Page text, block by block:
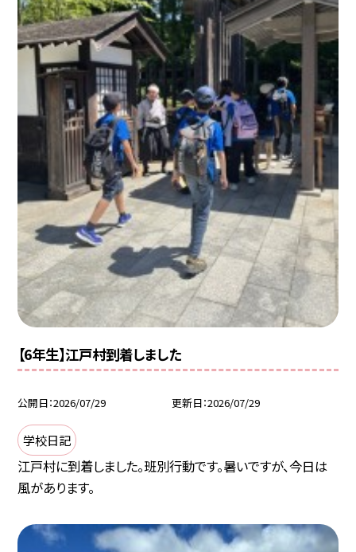
【6年生】江戸村到着しました
公開日 2026/07/29 更新日 2026/07/29
学校日記
江戸村に到着しました。班別行動です。暑いですが、今日は
風があります。